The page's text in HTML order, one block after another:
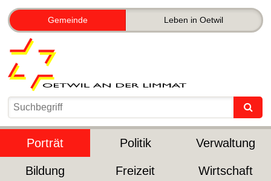
Gemeinde Leben in Oetwil
Porträt Politik Verwaltung
Bildung Freizeit Wirtschaft